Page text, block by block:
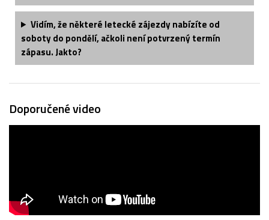
Vidím, že některé letecké zájezdy nabízíte od
soboty do pondělí, ačkoli není potvrzený termín
zápasu. Jakto?
Doporučené video